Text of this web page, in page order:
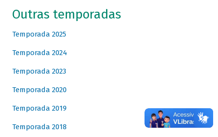
Outras temporadas
Temporada 2025
Temporada 2024
Temporada 2023
Temporada 2020
Temporada 2019
Temporada 2018